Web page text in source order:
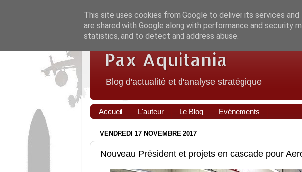
Pax Aquitania
Blog d'actualité et d'analyse stratégique
Accueil L'auteur Le Blog Evénements
VENDREDI 17 NOVEMBRE 2017
Nouveau Président et projets en cascade pour
This site uses cookies from Google to deliver its services
are shared with Google along with performance and security
statistics, and to detect and address abuse.